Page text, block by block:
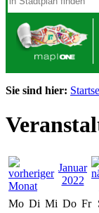
Sie sind hier:
Januar
2022
Mo Di Mi Do Fr